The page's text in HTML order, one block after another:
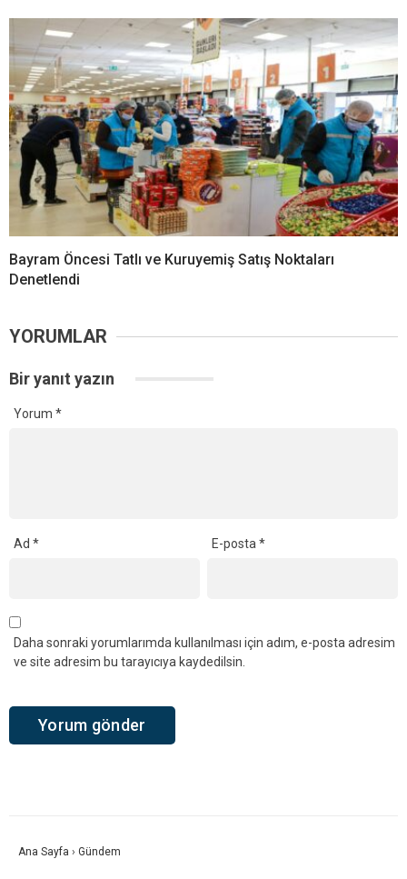
Bayram Öncesi Tatlı ve Kuruyemiş Satış Noktaları
Denetlendi
YORUMLAR
Bir yanıt yazın
Yorum *
Ad * E-posta*
Daha sonraki yorumlarımda kullanılması için adım, e-posta adresim
ve site adresim bu tarayıcıya kaydedilsin.
Ana Sayfa › Gündem